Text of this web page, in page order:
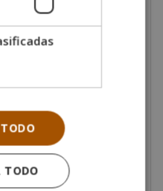
de pan,
tanto métodos
obrador o punto de
y seguridad
sistemas de
TODO